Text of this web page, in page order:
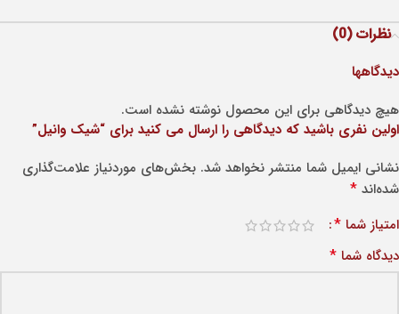
نظرات (0)
دیدگاهها
هیچ دیدگاهی برای این محصول نوشته نشده است.
اولین نفری باشید که دیدگاهی را ارسال می کنید برای “شیک وانیل”
نشانی ایمیل شما منتشر نخواهد شد. بخش‌های موردنیاز علامت‌گذاری
شده‌اند *
امتیاز شما *
دیدگاه شما *